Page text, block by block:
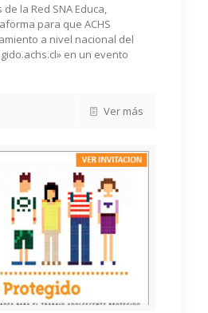
la Red SNA Educa,
para que ACHS
a nivel nacional del
en un evento
Ver más